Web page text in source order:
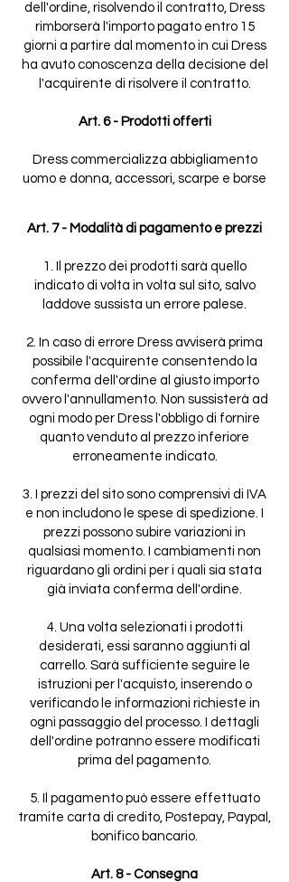
dell'ordine, risolvendo il contratto, Dress
rimborserà l'importo pagato entro 15
giorni a partire dal momento in cui Dress
ha avuto conoscenza della decisione del
l'acquirente di risolvere il contratto.
Art. 6 - Prodotti offerti
Dress commercializza abbigliamento
uomo e donna, accessori, scarpe e borse
Art. 7 - Modalità di pagamento e prezzi
1. Il prezzo dei prodotti sarà quello
indicato di volta in volta sul sito, salvo
laddove sussista un errore palese.
2. In caso di errore Dress avviserà prima
possibile l'acquirente consentendo la
conferma dell'ordine al giusto importo
ovvero l'annullamento. Non sussisterà ad
ogni modo per Dress l'obbligo di fornire
quanto venduto al prezzo inferiore
erroneamente indicato.
3. I prezzi del sito sono comprensivi di IVA
e non includono le spese di spedizione. I
prezzi possono subire variazioni in
qualsiasi momento. I cambiamenti non
riguardano gli ordini per i quali sia stata
già inviata conferma dell'ordine.
4. Una volta selezionati i prodotti
desiderati, essi saranno aggiunti al
carrello. Sarà sufficiente seguire le
istruzioni per l'acquisto, inserendo o
verificando le informazioni richieste in
ogni passaggio del processo. I dettagli
dell'ordine potranno essere modificati
prima del pagamento.
5. Il pagamento può essere effettuato
tramite carta di credito, Postepay, Paypal,
bonifico bancario.
Art. 8 - Consegna